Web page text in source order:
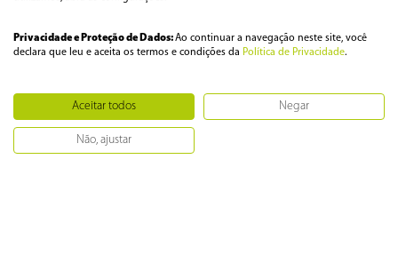
220V
Aparadores e Cortadores
Barbeadores
Privacidade e Proteção de Dados:Ao continuar a navegação neste site, você
declara que leu e aceita os termos e condições da Política de Privacidade.
Aceitar todos Negar
Não, ajustar